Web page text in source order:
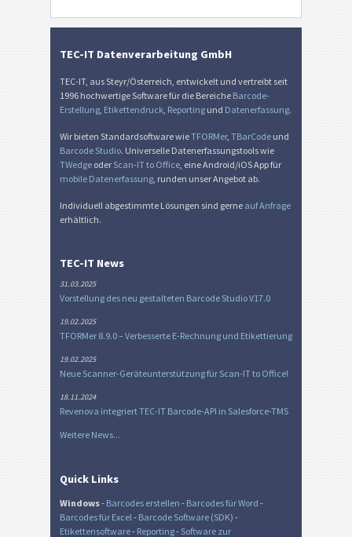
TEC-IT Datenverarbeitung GmbH
TEC-IT, aus Steyr/Österreich, entwickelt und vertreibt seit
1996 hochwertige Software für die Bereiche Barcode-
Erstellung Etikettendruck Reporting und Datenerfassung.
Wir bieten Standardsoftware wieTFORMer, TBarCode und
Barcode Studio. Universelle Datenerfassungstools wie
TWedge oder Scan-IT to Office , eine Android/iOS App für
mobile Datenerfassung , runden unser Angebot ab.
Individuell abgestimmte Lösungen sind gerne auf Anfrage
erhältlich.
TEC-IT News
31.03.2025
Vorstellung des neu gestalteten Barcode Studio V17.0
19.02.2025
TFORMer 8.9.0 – Verbesserte E-Rechnung und Etikettierung
19.02.2025
Neue Scanner-Geräteunterstützung für Scan-IT to Office!
18.11.2024
Revenova integriert TEC-IT Barcode-API in Salesforce-TMS
Weitere News...
Quick Links
Windows- Barcodes erstellen - Barcodes für Word -
Barcodes für Excel - Barcode Software (SDK) -
Etikettensoftware- Reporting- Software zur